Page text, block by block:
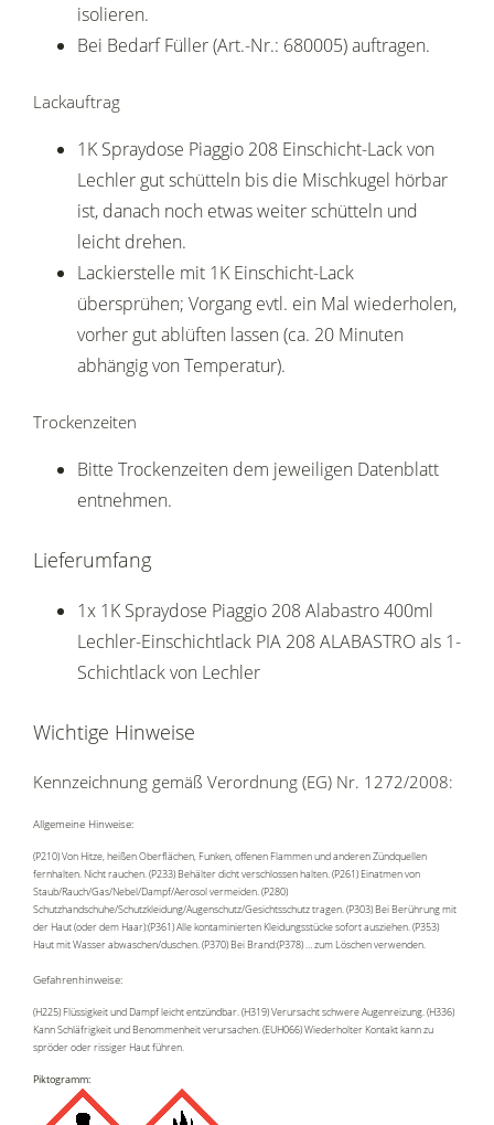
isolieren.
Bei Bedarf Füller (Art.-Nr.: 680005) auftragen.
Lackauftrag
1K Spraydose Piaggio 208 Einschicht-Lack von
Lechler gut schütteln bis die Mischkugel hörbar
ist, danach noch etwas weiter schütteln und
leicht drehen.
Lackierstelle mit 1K Einschicht-Lack
übersprühen; Vorgang evtl. ein Mal wiederholen,
vorher gut ablüften lassen (ca. 20 Minuten
abhängig von Temperatur).
Trockenzeiten
Bitte Trockenzeiten dem jeweiligen Datenblatt
entnehmen.
Lieferumfang
1x 1K Spraydose Piaggio 208 Alabastro 400ml
Lechler-Einschichtlack PIA 208 ALABASTRO als 1-
Schichtlack von Lechler
Wichtige Hinweise
Kennzeichnung gemäß Verordnung (EG) Nr. 1272/2008:
Allgemeine Hinweise:
(P210) Von Hitze, heißen Oberflächen, Funken, offenen Flammen und anderen Zündquellen
fernhalten. Nicht rauchen. (P233) Behälter dicht verschlossen halten. (P261) Einatmen von
Staub/Rauch/Gas/Nebel/Dampf/Aerosol vermeiden. (P280)
Schutzhandschuhe/Schutzkleidung/Augenschutz/Gesichtsschutz tragen. (P303) Bei Berührung mit
der Haut (oder dem Haar):(P361) Alle kontaminierten Kleidungsstücke sofort ausziehen. (P353)
Haut mit Wasser abwaschen/duschen. (P370) Bei Brand:(P378) … zum Löschen verwenden.
Gefahrenhinweise:
(H225) Flüssigkeit und Dampf leicht entzündbar. (H319) Verursacht schwere Augenreizung. (H336)
Kann Schläfrigkeit und Benommenheit verursachen. (EUH066) Wiederholter Kontakt kann zu
spröder oder rissiger Haut führen.
Piktogramm: